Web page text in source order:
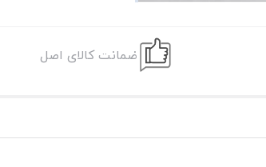
ضمانت کالای اصل